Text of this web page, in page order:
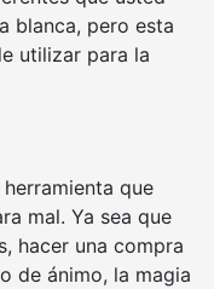
blanca, pero esta
utilizar para la
que
mal. Ya sea que
hacer una compra
de ánimo, la magia